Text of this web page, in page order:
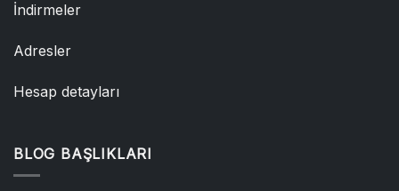
İndirmeler
Adresler
Hesap detayları
BLOG BAŞLIKLARI